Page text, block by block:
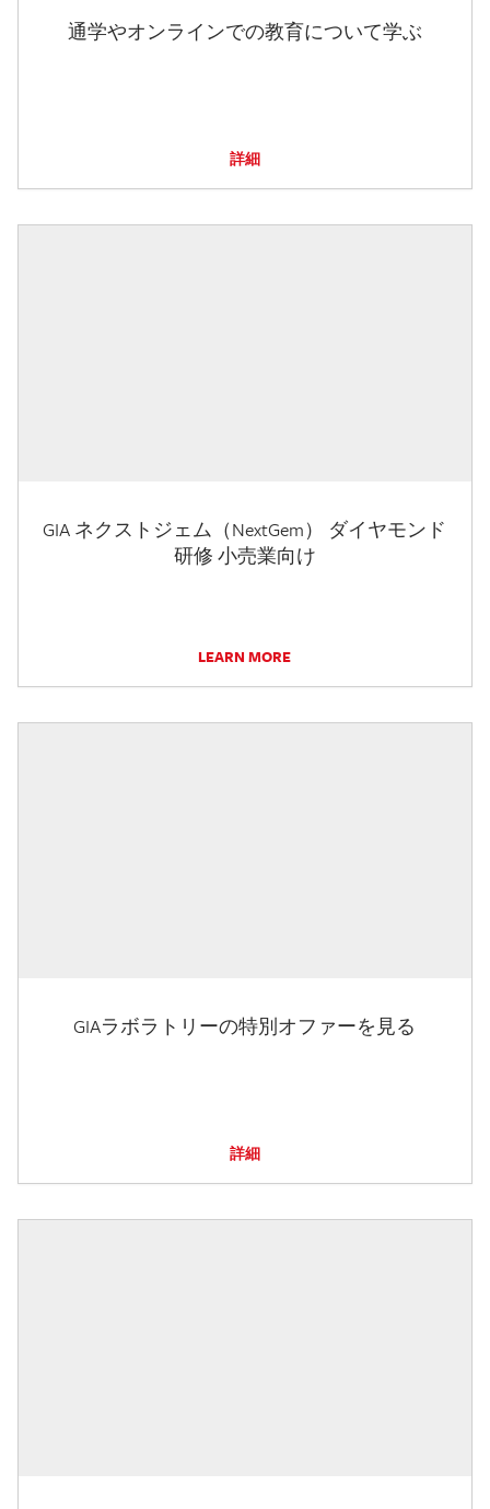
通学やオンラインでの教育について学ぶ
詳細
GIA ネクストジェム（NextGem） ダイヤモンド
研修 小売業向け
LEARN MORE
GIAラボラトリーの特別オファーを見る
詳細